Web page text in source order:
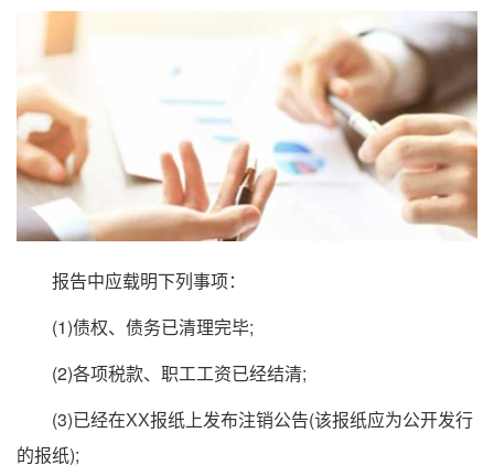
报告中应载明下列事项：
(1)债权、债务已清理完毕;
(2)各项税款、职工工资已经结清;
(3)已经在ХХ报纸上发布注销公告(该报纸应为公开发行
的报纸);